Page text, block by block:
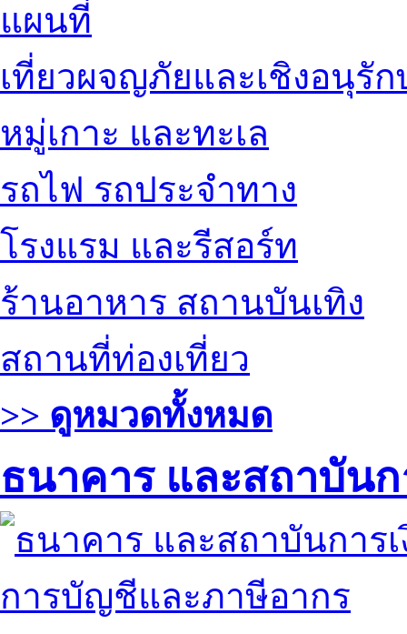
แผนที่
เที่ยวผจญภัยและเชิงอนุรัก
หมู่เกาะ และทะเล
รถไฟ รถประจำทาง
โรงแรม และรีสอร์ท
ร้านอาหาร สถานบันเทิง
สถานที่ท่องเที่ยว
>> ดูหมวดทั้งหมด
ธนาคาร และสถาบันก
การบัญชีและภาษีอากร